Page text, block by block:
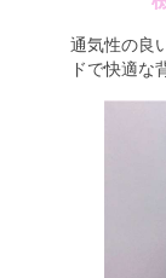
通気性の良
ドで快適な